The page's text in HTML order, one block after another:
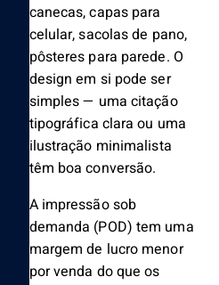
canecas, capas para
celular, sacolas de pano,
pôsteres para parede. O
design em si pode ser
simples — uma citação
tipográfica clara ou uma
ilustração minimalista
têm boa conversão.
A impressão sob
demanda (POD) tem uma
margem de lucro menor
por venda do que os